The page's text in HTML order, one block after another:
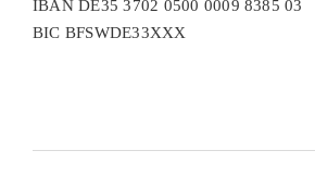
IBAN DE35 3702 0500 0009 8385 03
BIC BFSWDE33XXX